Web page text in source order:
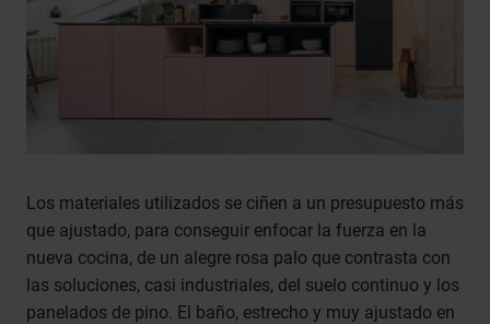
Los materiales utilizados se ciñen a un presupuesto más
que ajustado, para conseguir enfocar la fuerza en la
nueva cocina, de un alegre rosa palo que contrasta con
las soluciones, casi industriales, del suelo continuo y los
panelados de pino. El baño, estrecho y muy ajustado en